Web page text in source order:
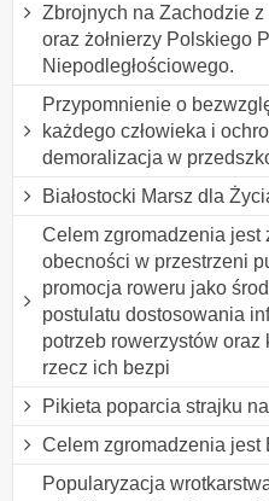
Zbrojnych na Zachodzie
oraz żołnierzy Polskiego
Niepodległościowego.
Przypomnienie o
każdego człowieka i
demoralizacja w
Białostocki Marsz dla
Celem zgromadzenia jest
obecności w przestrzeni
promocja roweru jako
postulatu dostosowania
potrzeb rowerzystów oraz
rzecz ich bezpi
Pikieta poparcia strajku
Celem zgromadzenia
Popularyzacja